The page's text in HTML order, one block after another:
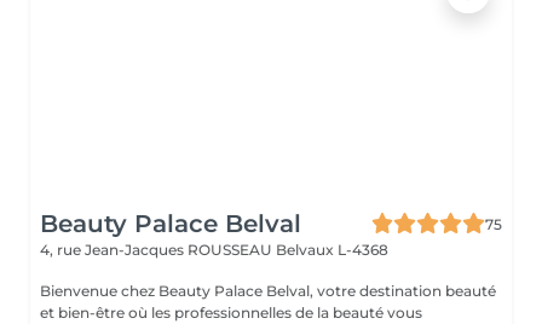
Beauty Palace Belval
75
4, rue Jean-Jacques ROUSSEAU Belvaux L-4368
Bienvenue chez Beauty Palace Belval, votre destination beauté
et bien-être où les professionnelles de la beauté vous